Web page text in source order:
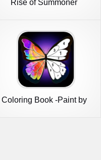
Rise of Summoner
Coloring Book -Paint by